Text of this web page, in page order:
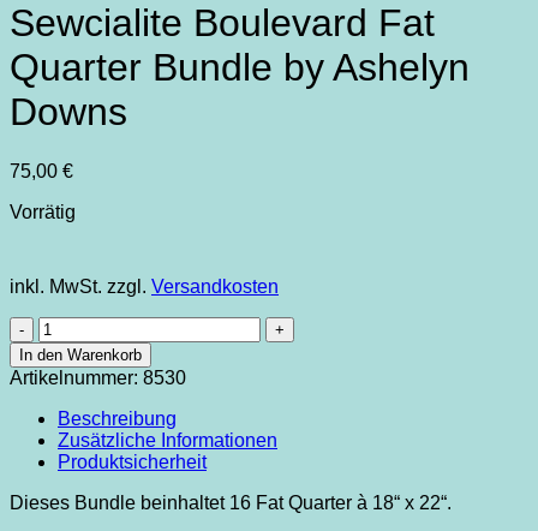
Sewcialite Boulevard Fat
Quarter Bundle by Ashelyn
Downs
75,00 €
Vorrätig
inkl. MwSt. zzgl. Versandkosten
Sewcialite
Boulevard
Fat
Quarter
Bundle
by
Ashelyn
Downs
Menge
In den Warenkorb
Artikelnummer: 8530
Beschreibung
Zusätzliche Informationen
Produktsicherheit
Dieses Bundle beinhaltet 16 Fat Quarter à 18“ x 22“.